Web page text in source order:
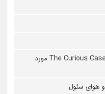
دانلود فیلم The Curious Case of Dolphin Bay 2022 مورد